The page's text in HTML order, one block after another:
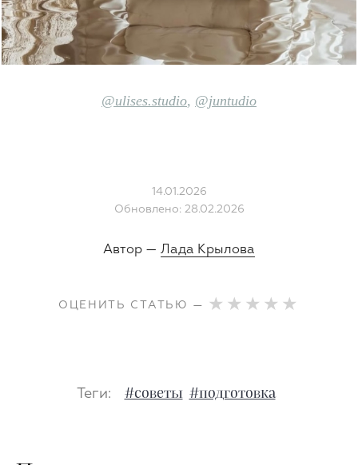
@ulises.studio, @juntudio
14.01.2026
Обновлено: 28.02.2026
Автор — Лада Крылова
ОЦЕНИТЬ СТАТЬЮ —
Теги: #советы #подготовка